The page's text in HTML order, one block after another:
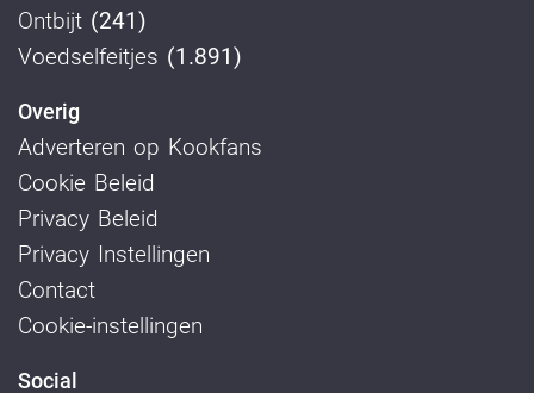
Ontbijt (241)
Voedselfeitjes (1.891)
Overig
Adverteren op Kookfans
Cookie Beleid
Privacy Beleid
Privacy Instellingen
Contact
Cookie-instellingen
Social